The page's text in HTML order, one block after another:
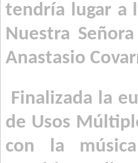
tendría lugar a
Nuestra
Anastasio
Finalizada la
de Usos
con la